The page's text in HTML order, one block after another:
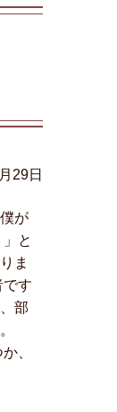
29日
が
と
ま
す
部
、